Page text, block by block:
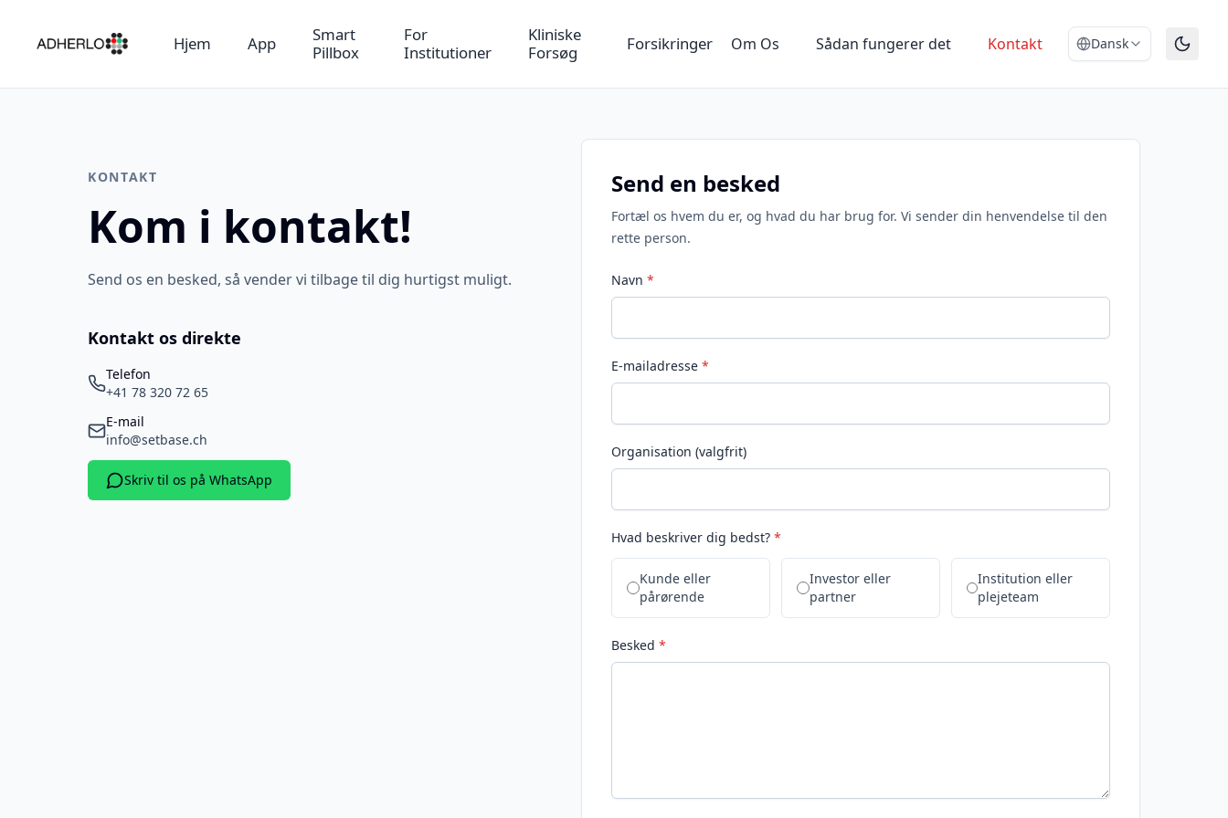
Hjem App
Smart
Pillbox
For
Institutioner
Kliniske
Forsøg
Forsikringer Om Os Sådan fungerer det Kontakt Dansk
KONTAKT
Kom i kontakt!
Send os en besked, så vender vi tilbage til dig hurtigst muligt.
Kontakt os direkte
Telefon
+41 78 320 72 65
E-mail
info@setbase.ch
Skriv til os på WhatsApp
Send en besked
Fortæl os hvem du er, og hvad du har brug for. Vi sender din henvendelse til den
rette person.
Navn *
E-mailadresse *
Organisation (valgfrit)
Hvad beskriver dig bedst? *
Kunde eller
pårørende
Investor eller
partner
Institution eller
plejeteam
Besked *